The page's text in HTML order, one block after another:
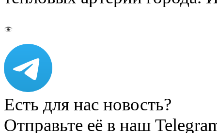
Есть для нас новость?
Отправьте её в наш